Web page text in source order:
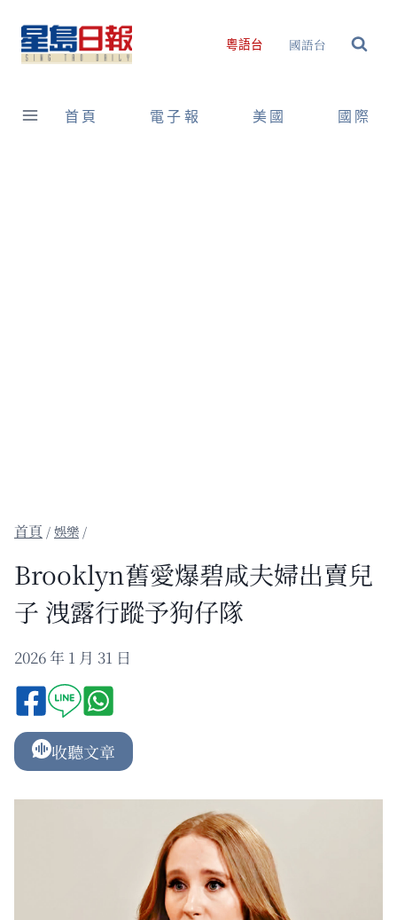
content
粵語台 國語台
首頁 電子報 美國 國際
/娛樂 /
Brooklyn舊愛爆碧咸夫婦出賣兒
子 洩露行蹤予狗仔隊
2026 年 1 月 31 日
收聽文章